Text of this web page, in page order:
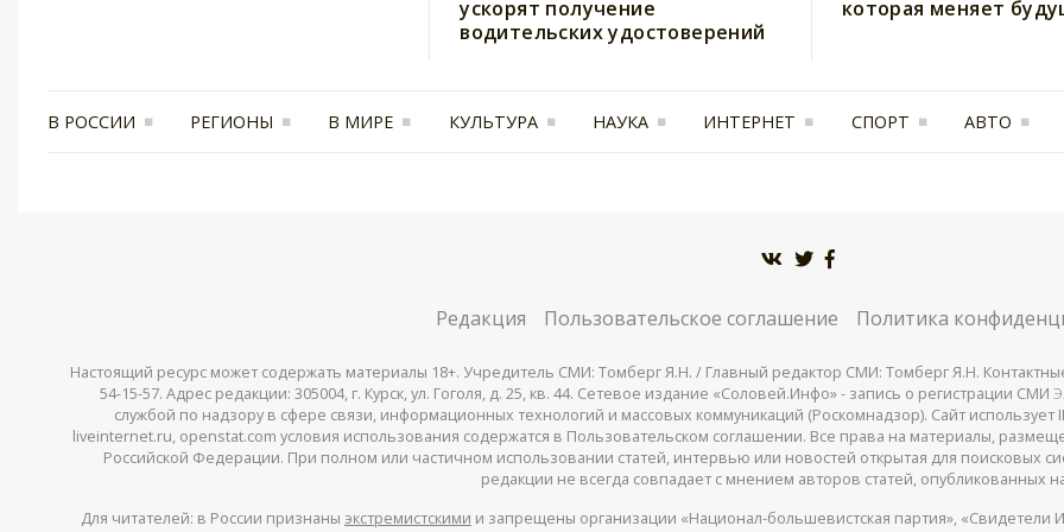
ускорят получение
водительских удостоверений
которая меняет
В РОССИИ РЕГИОНЫ В МИРЕ КУЛЬТУРА НАУКА ИНТЕРНЕТ СПОРТ АВТО
Редакция Пользовательское соглашение Политика
Настоящий ресурс может содержать материалы 18+. Учредитель СМИ: Томберг Я.Н. / Главный редактор СМИ: Томберг Я.Н.
54-15-57. Адрес редакции: 305004, г. Курск, ул. Гоголя, д. 25, кв. 44. Сетевое издание «Соловей.Инфо» - запись о регистрации СМИ
службой по надзору в сфере связи, информационных технологий и массовых коммуникаций (Роскомнадзор). Сайт использует
liveinternet.ru, openstat.com условия использования содержатся в Пользовательском соглашении. Все права на материалы,
Российской Федерации. При полном или частичном использовании статей, интервью или новостей открытая для поисковых
редакции не всегда совпадает с мнением авторов статей, опубликованных
Для читателей: в России признаны экстремистскими и запрещены организации «Национал-большевистская партия»,